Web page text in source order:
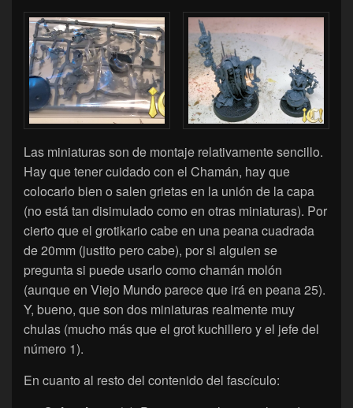
Las miniaturas son de montaje relativamente sencillo.
Hay que tener cuidado con el Chamán, hay que
colocarlo bien o salen grietas en la unión de la capa
(no está tan disimulado como en otras miniaturas). Por
cierto que el grotikario cabe en una peana cuadrada
de 20mm (justito pero cabe), por si alguien se
pregunta si puede usarlo como chamán molón
(aunque en Viejo Mundo parece que irá en peana 25).
Y, bueno, que son dos miniaturas realmente muy
chulas (mucho más que el grot kuchillero y el jefe del
número 1).
En cuanto al resto del contenido del fascículo: